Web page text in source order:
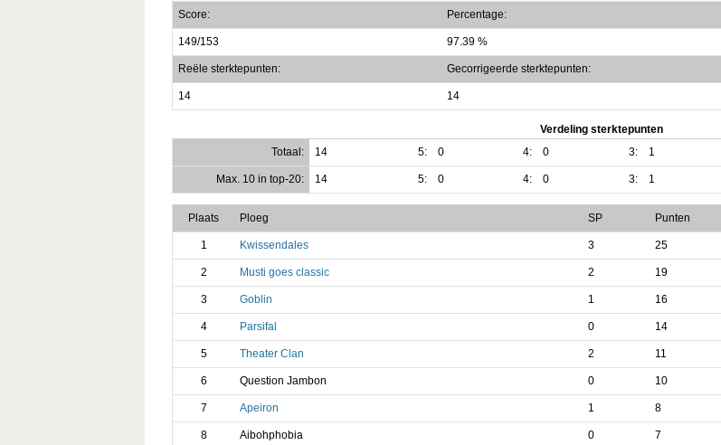
Score: Percentage:
149/153 97.39 %
Reële sterktepunten: Gecorrigeerde sterktepunten:
14 14
Verdeling sterktepunten
Totaal:
14 5: 0 4: 0 3: 1
Max. 10 in top-20: 14 5: 0 4: 0 3: 1
Plaats Ploeg SP Punten
1 Kwissendales 3 25
2 Musti goes classic 2 19
3 Goblin 1 16
4 Parsifal 0 14
5 Theater Clan 2 11
6 Question Jambon 0 10
7 Apeiron 1 8
8 Aibohphobia 0 7